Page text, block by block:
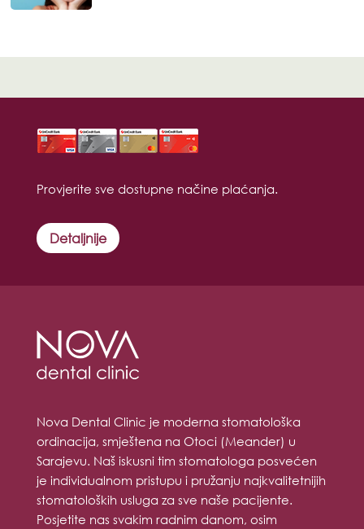
Provjerite sve dostupne načine plaćanja.
Detaljnije
Nova Dental Clinic je moderna stomatološka
ordinacija, smještena na Otoci (Meander) u
Sarajevu. Naš iskusni tim stomatologa posvećen
je individualnom pristupu i pružanju najkvalitetnijih
stomatoloških usluga za sve naše pacijente.
Posjetite nas svakim radnim danom, osim